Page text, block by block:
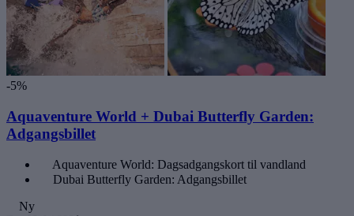
-5%
Aquaventure World + Dubai Butterfly Garden:
Adgangsbillet
Aquaventure World: Dagsadgangskort til vandland
Dubai Butterfly Garden: Adgangsbillet
Ny